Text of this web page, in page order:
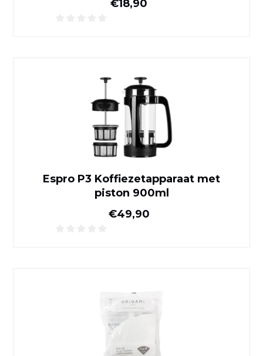
Normale prijs
€18,90
Espro P3 Koffiezetapparaat met
piston 900ml
Normale prijs
€49,90